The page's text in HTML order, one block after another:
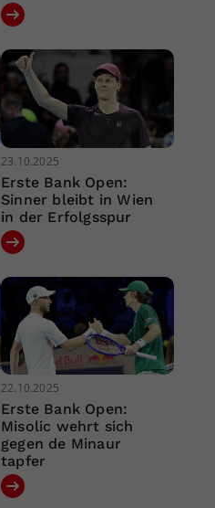
23.10.2025
Erste Bank Open:
Sinner bleibt in Wien
in der Erfolgsspur
22.10.2025
Erste Bank Open:
Misolic wehrt sich
gegen de Minaur
tapfer